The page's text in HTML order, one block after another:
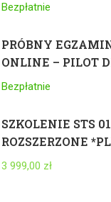
Bezpłatnie
PRÓBNY
ONLINE – PILOT
Bezpłatnie
SZKOLENIE STS
ROZSZERZONE
BVLOS 25kg –
3 999,00 zł